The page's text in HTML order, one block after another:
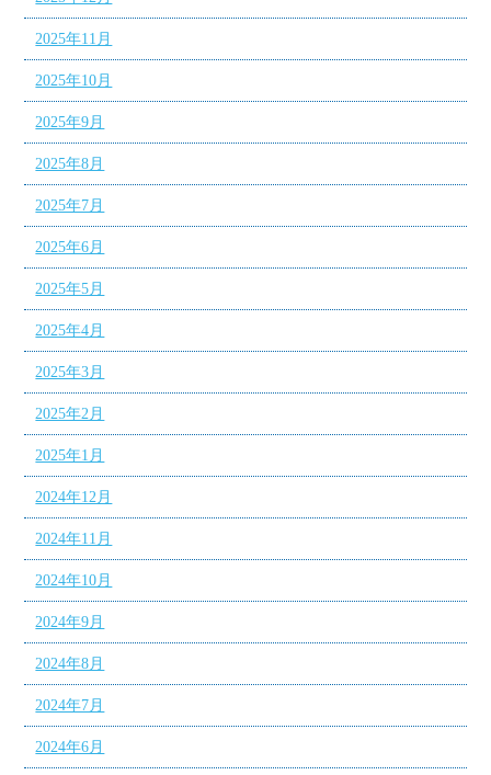
2025年11月
2025年10月
2025年9月
2025年8月
2025年7月
2025年6月
2025年5月
2025年4月
2025年3月
2025年2月
2025年1月
2024年12月
2024年11月
2024年10月
2024年9月
2024年8月
2024年7月
2024年6月